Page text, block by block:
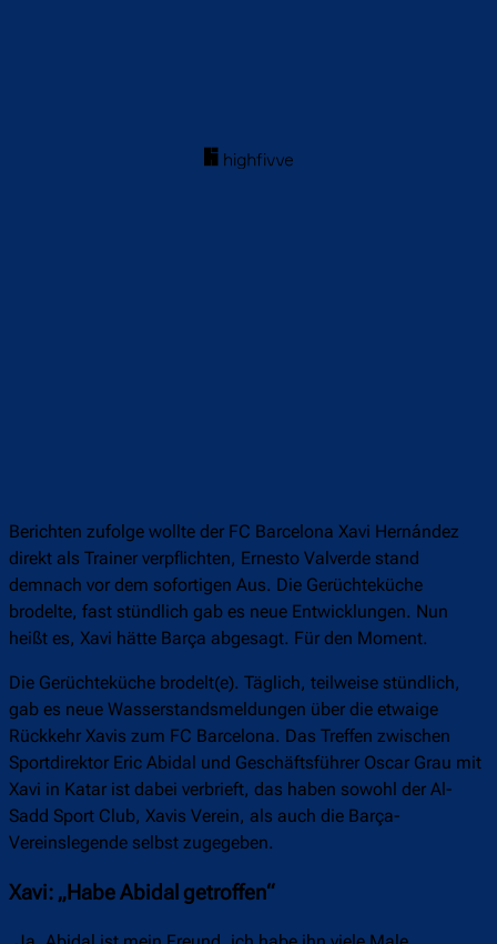
Berichten zufolge wollte der FC Barcelona Xavi Hernández
direkt als Trainer verpflichten, Ernesto Valverde stand
demnach vor dem sofortigen Aus. Die Gerüchteküche
brodelte, fast stündlich gab es neue Entwicklungen. Nun
heißt es, Xavi hätte Barça abgesagt. Für den Moment.
Die Gerüchteküche brodelt(e). Täglich, teilweise stündlich,
gab es neue Wasserstandsmeldungen über die etwaige
Rückkehr Xavis zum FC Barcelona. Das Treffen zwischen
Sportdirektor Eric Abidal und Geschäftsführer Oscar Grau mit
Xavi in Katar ist dabei verbrieft, das haben sowohl der Al-
Sadd Sport Club, Xavis Verein, als auch die Barça-
Vereinslegende selbst zugegeben.
Xavi: „Habe Abidal getroffen“